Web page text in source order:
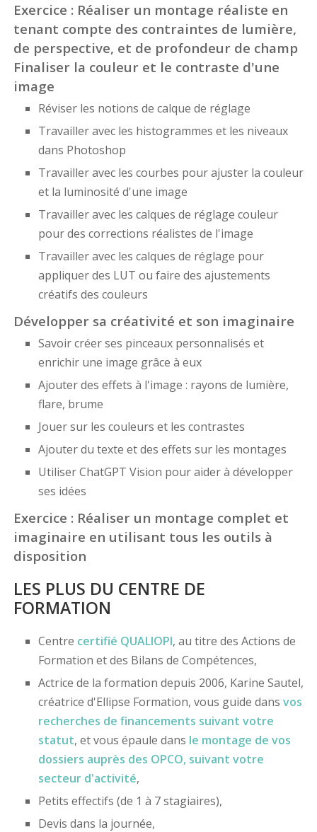
Exercice : Réaliser un montage réaliste en
tenant compte des contraintes de lumière,
de perspective, et de profondeur de champ
Finaliser la couleur et le contraste d'une
image
Réviser les notions de calque de réglage
Travailler avec les histogrammes et les niveaux
dans Photoshop
Travailler avec les courbes pour ajuster la couleur
et la luminosité d'une image
Travailler avec les calques de réglage couleur
pour des corrections réalistes de l'image
Travailler avec les calques de réglage pour
appliquer des LUT ou faire des ajustements
créatifs des couleurs
Développer sa créativité et son imaginaire
Savoir créer ses pinceaux personnalisés et
enrichir une image grâce à eux
Ajouter des effets à l'image : rayons de lumière,
flare, brume
Jouer sur les couleurs et les contrastes
Ajouter du texte et des effets sur les montages
Utiliser ChatGPT Vision pour aider à développer
ses idées
Exercice : Réaliser un montage complet et
imaginaire en utilisant tous les outils à
disposition
LES PLUS DU CENTRE DE
FORMATION
Centre certifié QUALIOPI, au titre des Actions de
Formation et des Bilans de Compétences,
Actrice de la formation depuis 2006, Karine Sautel,
créatrice d'Ellipse Formation, vous guide dans vos
recherches de financements suivant votre
statut, et vous épaule dans le montage de vos
dossiers auprès des OPCO, suivant votre
secteur d'activité,
Petits effectifs (de 1 à 7 stagiaires),
Devis dans la journée,